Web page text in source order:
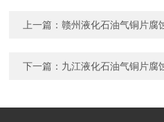
上一篇：赣州液化石油气铜片腐
下一篇： 九江液化石油气铜片腐